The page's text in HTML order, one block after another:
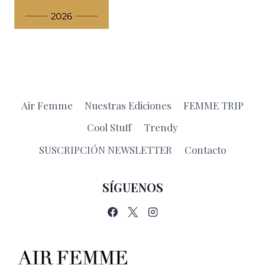
Air Femme Nuestras Ediciones
FEMME TRIP
Cool Stuff
Trendy
SUSCRIPCIÓN NEWSLETTER
Contacto
SÍGUENOS